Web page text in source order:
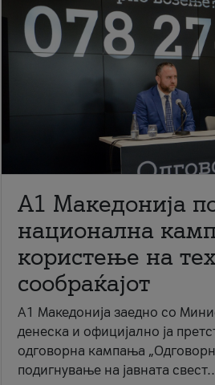
A1 Македонија
национална
користење на
сообраќајот
A1 Македонија заедно со
денеска и официјално ја
одговорна кампања
подигнување на јавната